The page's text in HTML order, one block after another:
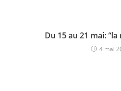
Du 15 au 21 mai:
4 mai